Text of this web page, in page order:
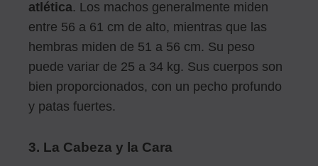
atlética. Los machos generalmente miden
entre 56 a 61 cm de alto, mientras que las
hembras miden de 51 a 56 cm. Su peso
puede variar de 25 a 34 kg. Sus cuerpos son
bien proporcionados, con un pecho profundo
y patas fuertes.
3. La Cabeza y la Cara